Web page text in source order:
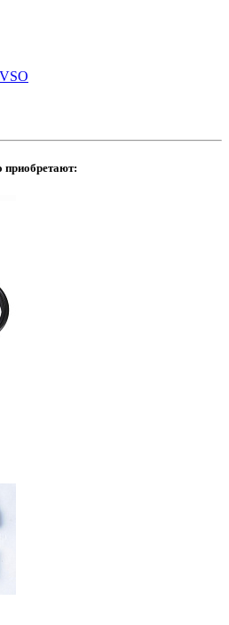
приобретают: